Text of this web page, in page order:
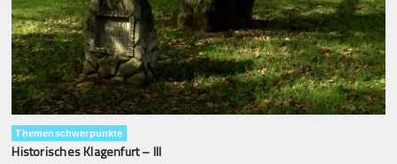
Themenschwerpunkte
Historisches Klagenfurt – III